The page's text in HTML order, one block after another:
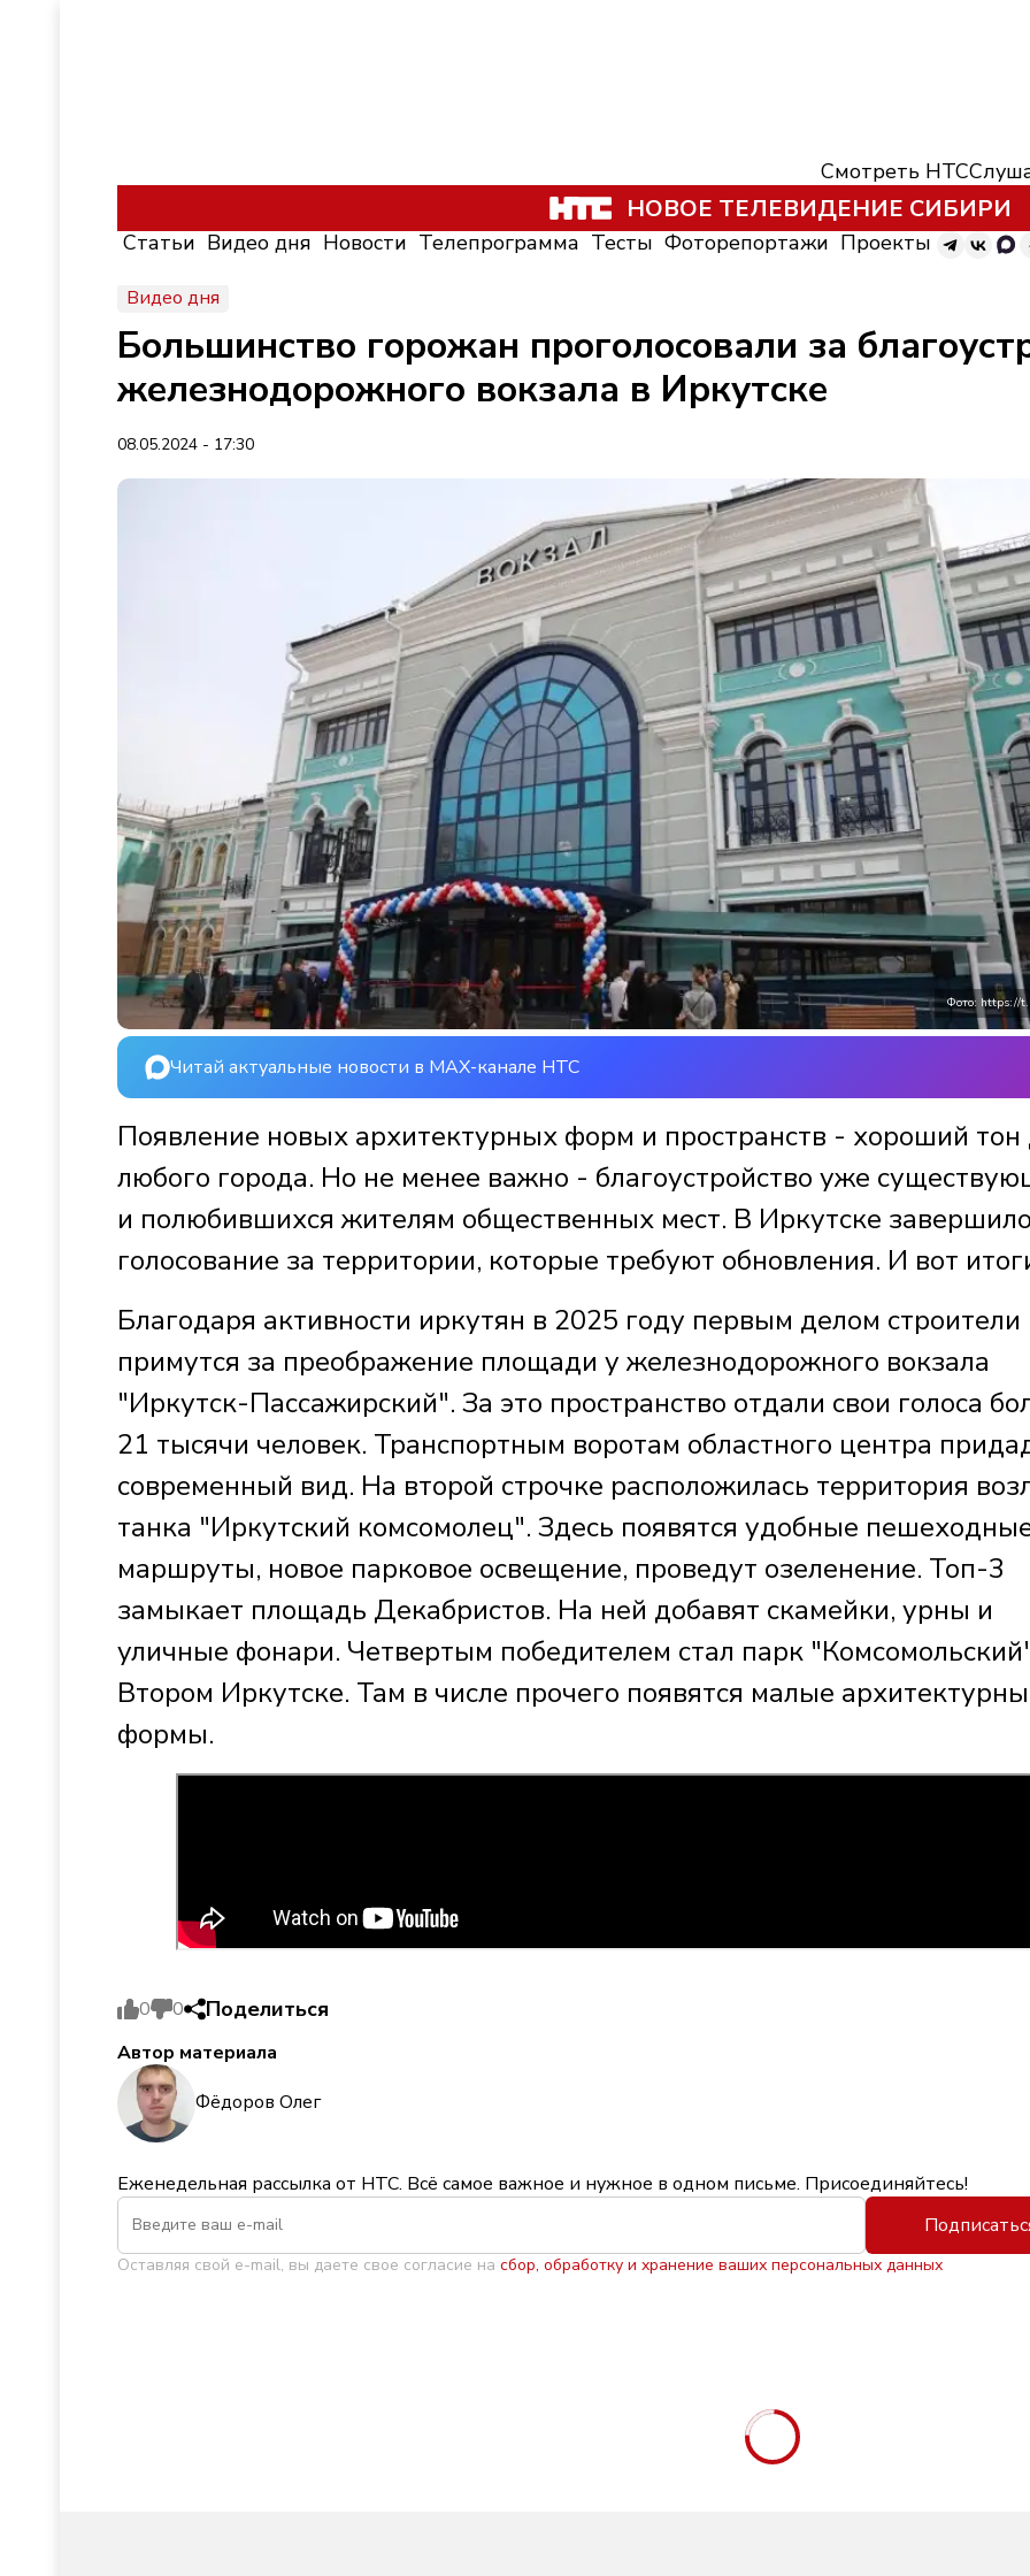
Смотреть НТС
НОВОЕ ТЕЛЕВИДЕНИЕ СИБИРИ
Статьи Видео дня Новости Телепрограмма Тесты Фоторепортажи Проекты
Видео дня
Большинство горожан проголосовали за
железнодорожного вокзала в Иркутске
08.05.2024 - 17:30
Фото: https://
Читай актуальные новости в MAX-канале НТС
Появление новых архитектурных форм и пространств - хороший тон
любого города. Но не менее важно - благоустройство уже
и полюбившихся жителям общественных мест. В Иркутске
голосование за территории, которые требуют обновления. И вот
Благодаря активности иркутян в 2025 году первым делом строители
примутся за преображение площади у железнодорожного вокзала
"Иркутск-Пассажирский". За это пространство отдали свои голоса
21 тысячи человек. Транспортным воротам областного центра
современный вид. На второй строчке расположилась территория
танка "Иркутский комсомолец". Здесь появятся удобные
маршруты, новое парковое освещение, проведут озеленение. Топ-3
замыкает площадь Декабристов. На ней добавят скамейки, урны и
уличные фонари. Четвертым победителем стал парк
Втором Иркутске. Там в числе прочего появятся малые
формы.
0 0 Поделиться
Автор материала
Фёдоров Олег
Еженедельная рассылка от НТС. Всё самое важное и нужное в одном письме. Присоединяйтесь!
Оставляя свой e-mail, вы даете свое согласие на сбор, обработку и хранение ваших персональных данных